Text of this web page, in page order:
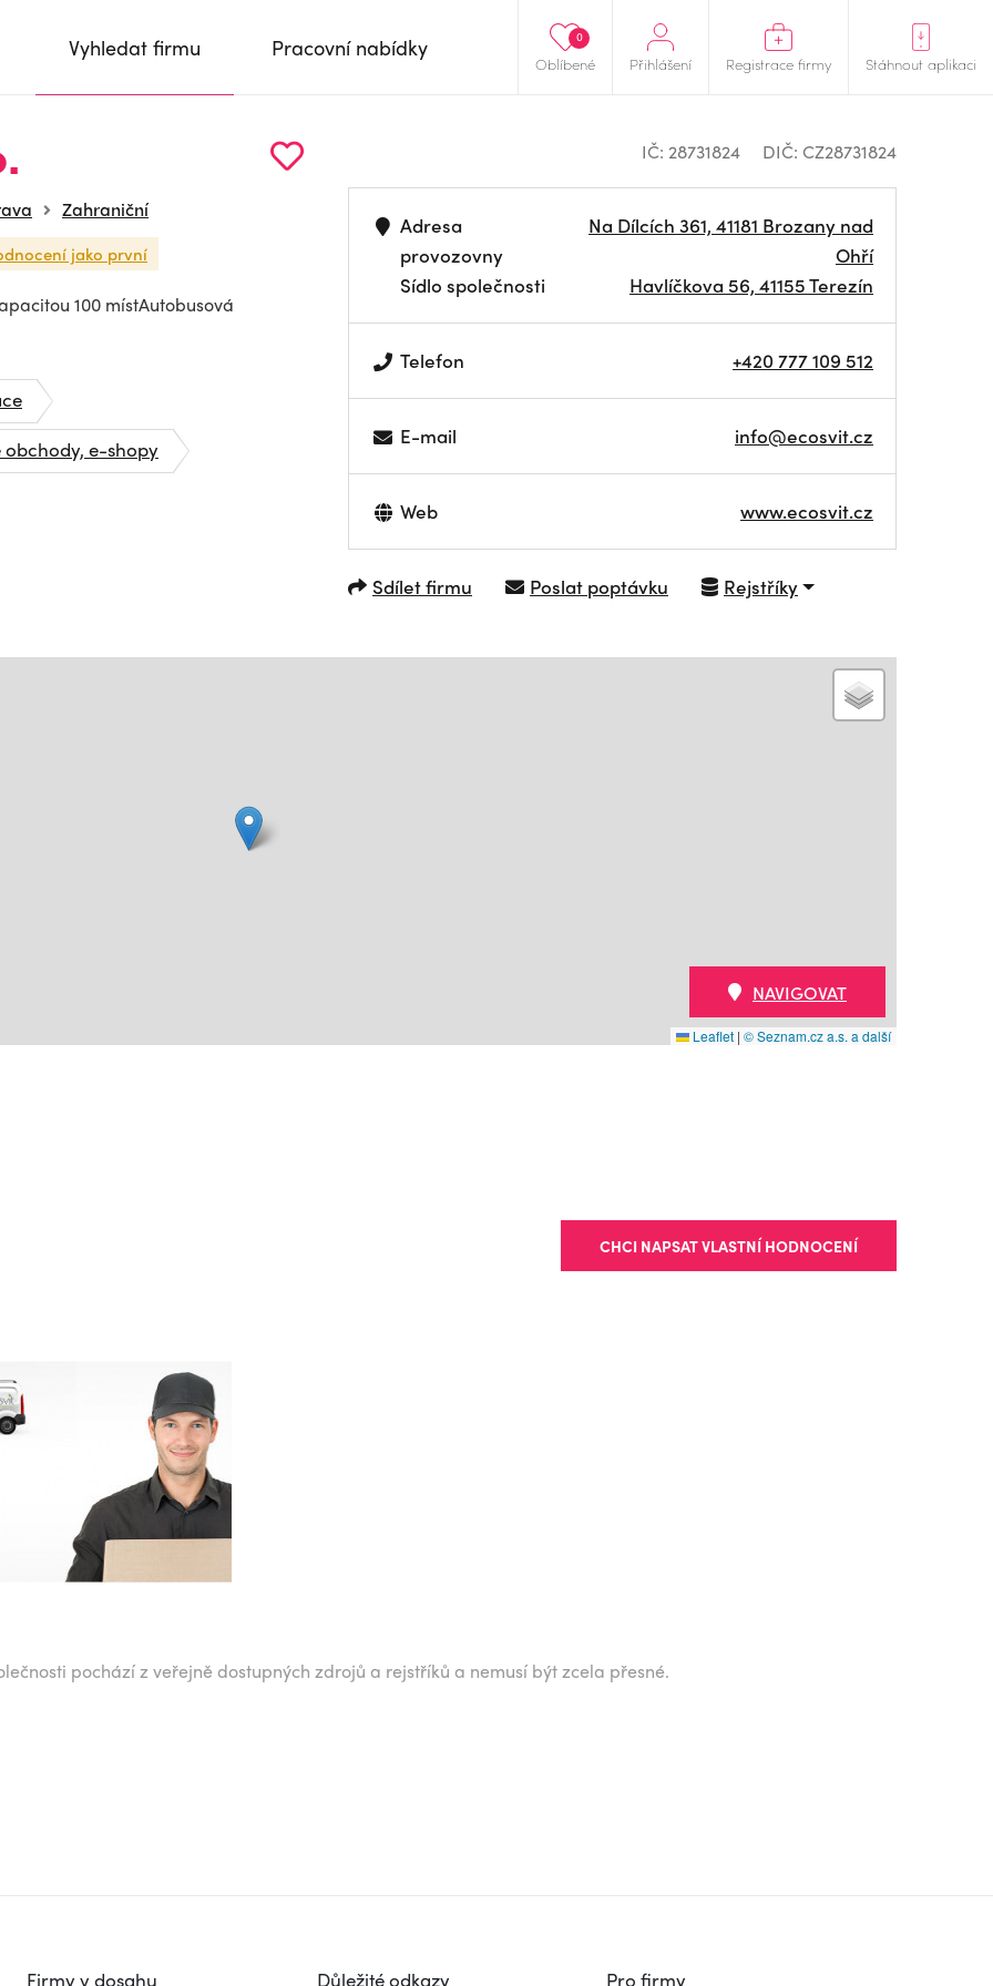
Oblíbené
0
Přihlášení Registrace firmy Stáhnout aplikaci
Vyhledat firmu Pracovní nabídky
Zahraniční
jako první
100 místAutobusová
e-shopy
IČ: 28731824 DIČ: CZ28731824
Adresa
provozovny
Sídlo společnosti
Na Dílcích 361, 41181 Brozany nad
Ohří
Havlíčkova 56, 41155 Terezín
Telefon +420 777 109 512
E-mail info@ecosvit.cz
Web www.ecosvit.cz
Sdílet firmu Poslat poptávku Rejstříky
Leaflet | © Seznam.cz a.s. a další
NAVIGOVAT
CHCI NAPSAT VLASTNÍ HODNOCENÍ
pochází z veřejně dostupných zdrojů a rejstříků a nemusí být zcela přesné.
Firmy v dosahu Důležité odkazy Pro firmy